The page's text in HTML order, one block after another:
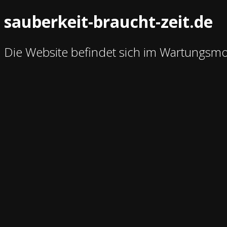
sauberkeit-braucht-zeit.de
Die Website befindet sich im